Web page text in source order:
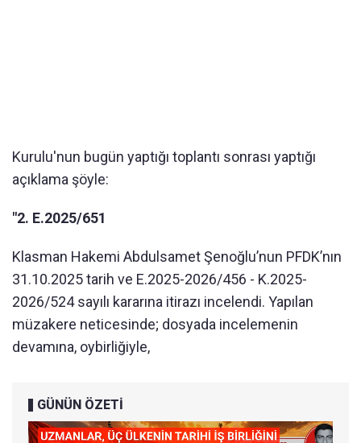
Kurulu'nun bugün yaptığı toplantı sonrası yaptığı
açıklama şöyle:
"2. E.2025/651
Klasman Hakemi Abdulsamet Şenoğlu’nun PFDK’nın
31.10.2025 tarih ve E.2025-2026/456 - K.2025-
2026/524 sayılı kararına itirazı incelendi. Yapılan
müzakere neticesinde; dosyada incelemenin
devamına, oybirliğiyle,
GÜNÜN ÖZETİ